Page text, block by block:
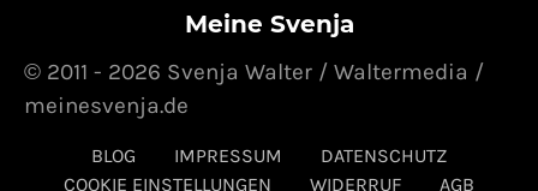
Meine Svenja
BLOG IMPRESSUM
DATENSCHUTZ
COOKIE EINSTELLUNGEN
WIDERRUF AGB
© 2011 - 2026 Svenja Walter / Waltermedia /
meinesvenja.de